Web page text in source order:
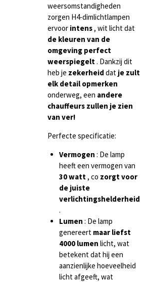
weersomstandigheden
zorgen H4-dimlichtlampen
ervoor intens, wit licht dat
de kleuren van de
omgeving perfect
weerspiegelt. Dankzij dit
heb je zekerheid dat je zult
elk detail opmerken
onderweg, een andere
chauffeurs zullen je zien
van ver!
Perfecte specificatie:
Vermogen : De lamp
heeft een vermogen van
30 watt, co zorgt voor
de juiste
verlichtingshelderheid
.
Lumen : De lamp
genereert maar liefst
4000 lumen licht, wat
betekent dat hij een
aanzienlijke hoeveelheid
licht afgeeft, wat